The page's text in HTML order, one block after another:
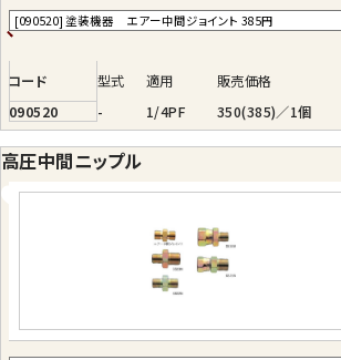
コード 型式 適用 販売価格
090520
- 1/4PF 350(385)／1個
高圧中間ニップル